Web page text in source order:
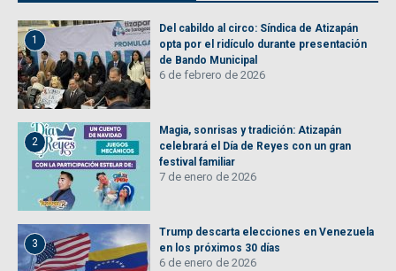
1
Del cabildo al circo: Síndica de Atizapán
opta por el ridículo durante presentación
de Bando Municipal
6 de febrero de 2026
2
Magia, sonrisas y tradición: Atizapán
celebrará el Día de Reyes con un gran
festival familiar
7 de enero de 2026
3
Trump descarta elecciones en Venezuela
en los próximos 30 días
6 de enero de 2026